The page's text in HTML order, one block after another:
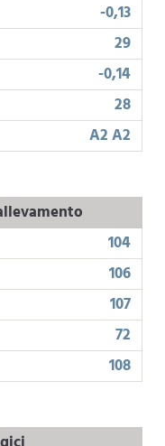
-0,13
29
-0,14
28
A2 A2
104
106
107
72
108